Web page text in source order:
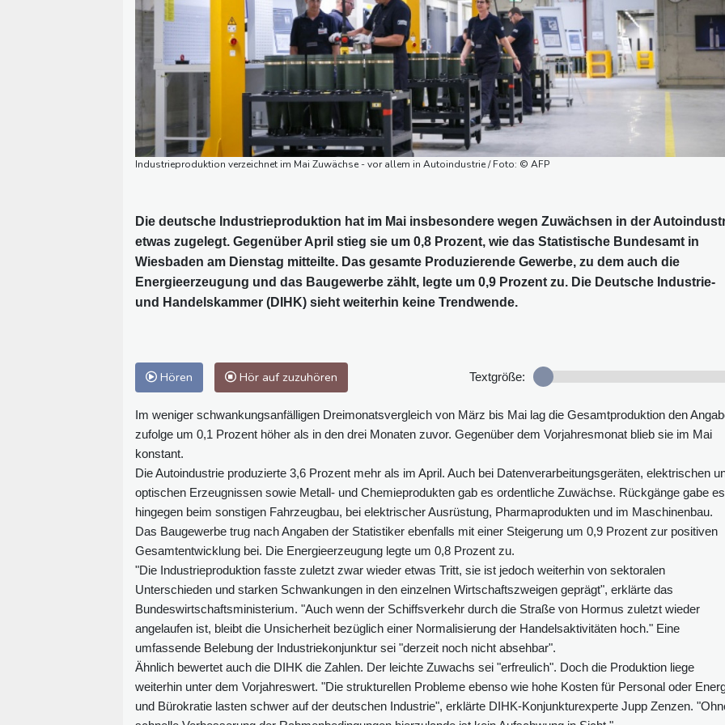
Industrieproduktion verzeichnet im Mai Zuwächse - vor allem in Autoindustrie / Foto: © AFP
Die deutsche Industrieproduktion hat im Mai insbesondere wegen Zuwächsen in der
etwas zugelegt. Gegenüber April stieg sie um 0,8 Prozent, wie das Statistische Bundesamt in
Wiesbaden am Dienstag mitteilte. Das gesamte Produzierende Gewerbe, zu dem auch die
Energieerzeugung und das Baugewerbe zählt, legte um 0,9 Prozent zu. Die Deutsche Industrie-
und Handelskammer (DIHK) sieht weiterhin keine Trendwende.
Hören Hör auf zuzuhören Textgröße:
Im weniger schwankungsanfälligen Dreimonatsvergleich von März bis Mai lag die Gesamtproduktion den
zufolge um 0,1 Prozent höher als in den drei Monaten zuvor. Gegenüber dem Vorjahresmonat blieb sie im Mai
konstant.
Die Autoindustrie produzierte 3,6 Prozent mehr als im April. Auch bei Datenverarbeitungsgeräten, elektrischen
optischen Erzeugnissen sowie Metall- und Chemieprodukten gab es ordentliche Zuwächse. Rückgänge gabe es
hingegen beim sonstigen Fahrzeugbau, bei elektrischer Ausrüstung, Pharmaprodukten und im Maschinenbau.
Das Baugewerbe trug nach Angaben der Statistiker ebenfalls mit einer Steigerung um 0,9 Prozent zur positiven
Gesamtentwicklung bei. Die Energieerzeugung legte um 0,8 Prozent zu.
"Die Industrieproduktion fasste zuletzt zwar wieder etwas Tritt, sie ist jedoch weiterhin von sektoralen
Unterschieden und starken Schwankungen in den einzelnen Wirtschaftszweigen geprägt", erklärte das
Bundeswirtschaftsministerium. "Auch wenn der Schiffsverkehr durch die Straße von Hormus zuletzt wieder
angelaufen ist, bleibt die Unsicherheit bezüglich einer Normalisierung der Handelsaktivitäten hoch." Eine
umfassende Belebung der Industriekonjunktur sei "derzeit noch nicht absehbar".
Ähnlich bewertet auch die DIHK die Zahlen. Der leichte Zuwachs sei "erfreulich". Doch die Produktion liege
weiterhin unter dem Vorjahreswert. "Die strukturellen Probleme ebenso wie hohe Kosten für Personal oder
und Bürokratie lasten schwer auf der deutschen Industrie", erklärte DIHK-Konjunkturexperte Jupp Zenzen.